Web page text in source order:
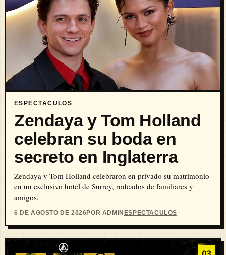
ESPECTACULOS
Zendaya y Tom Holland
celebran su boda en
secreto en Inglaterra
Zendaya y Tom Holland celebraron en privado su matrimonio
en un exclusivo hotel de Surrey, rodeados de familiares y
amigos.
6 DE AGOSTO DE 2026POR ADMINESPECTACULOS